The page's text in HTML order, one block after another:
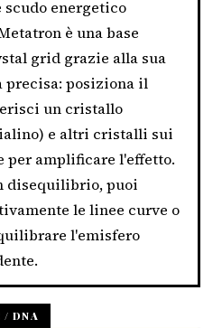
energetico
è una base
grid grazie alla sua
posiziona il
un cristallo
e altri cristalli sui
amplificare l'effetto.
disequilibrio, puoi
le linee curve o
l'emisfero
/ DNA